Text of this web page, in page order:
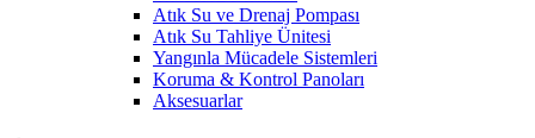
Atık Su ve Drenaj Pompası
Atık Su Tahliye Ünitesi
Yangınla Mücadele Sistemleri
Koruma & Kontrol Panoları
Aksesuarlar